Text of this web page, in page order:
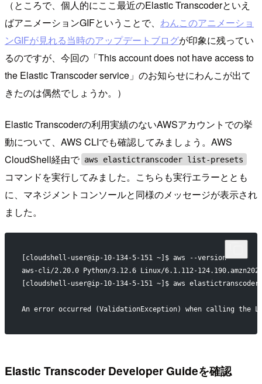
（ところで、個人的にここ最近のElastic Transcoderといえ
ばアニメーションGIFということで、 わんこのアニメーショ
ンGIFが見れる当時のアップデートブログが印象に残ってい
るのですが、今回の「This account does not have access to
the Elastic Transcoder service」のお知らせにわんこが出て
きたのは偶然でしょうか。）
Elastic Transcoderの利用実績のないAWSアカウントでの挙
動について、AWS CLIでも確認してみましょう。AWS
CloudShell経由で aws elastictranscoder list-presets
コマンドを実行してみました。こちらも実行エラーととも
に、マネジメントコンソールと同様のメッセージが表示され
ました。
[cloudshell-user@ip-10-134-5-151 ~]$ aws --version
aws-cli/2.20.0 Python/3.12.6 Linux/6.1.112-
[cloudshell-user@ip-10-134-5-151 ~]$ aws
An error occurred (ValidationException) when calling the
Elastic Transcoder Developer Guideを確認